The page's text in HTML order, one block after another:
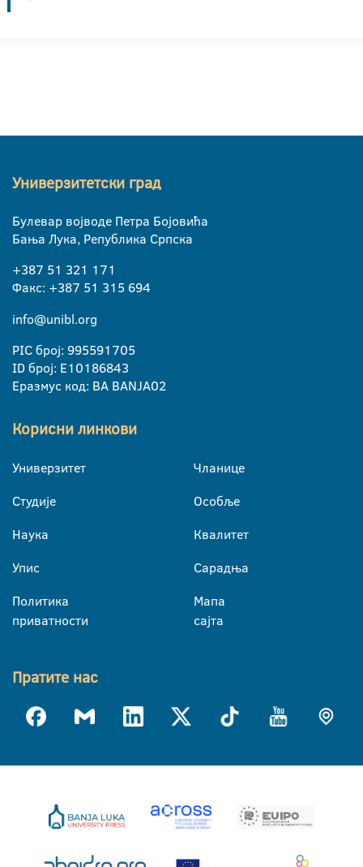
Универзитетски град
Булевар војводе Петра Бојовића
Бања Лука, Република Српска
+387 51 321 171
Факс: +387 51 315 694
info@unibl.org
PIC број: 995591705
ID број: E10186843
Еразмус код: BA BANJA02
Корисни линкови
Универзитет
Студије
Наука
Упис
Политика
приватности
Чланице
Особље
Квалитет
Сарадња
Мапа
сајта
Пратите нас